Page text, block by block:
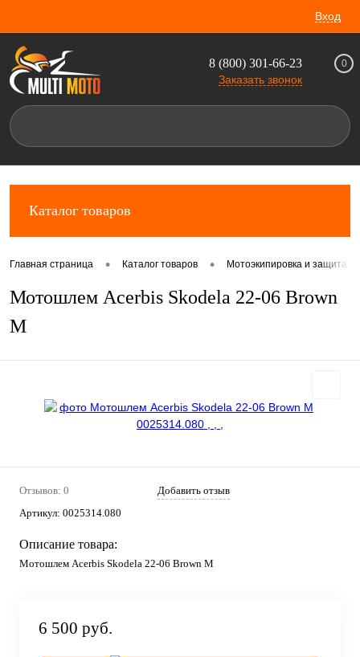
Вход
8 (800) 301-66-23
Заказать звонок
0
Каталог товаров
Главная страница • Каталог товаров • Мотоэкипировка и защита
Мотошлем Acerbis Skodela 22-06 Brown
M
Отзывов: 0
Добавить отзыв
Артикул: 0025314.080
Описание товара:
Мотошлем Acerbis Skodela 22-06 Brown M
6 500 руб.